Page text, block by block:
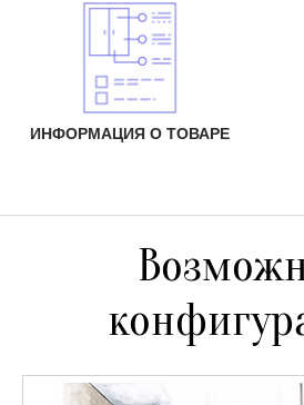
ИНФОРМАЦИЯ О ТОВАРЕ